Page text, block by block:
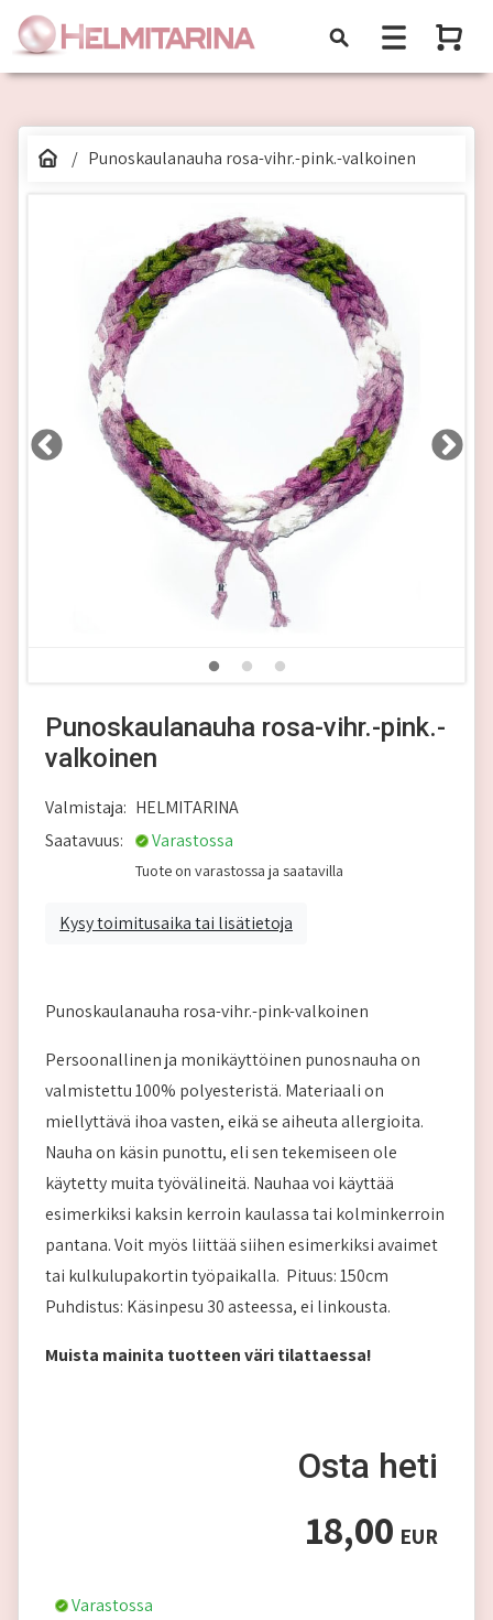
Punoskaulanauha rosa-vihr.-pink.-valkoinen
Punoskaulanauha rosa-vihr.-pink.-
valkoinen
Valmistaja: HELMITARINA
Saatavuus:
Varastossa
Tuote on varastossa ja saatavilla
Kysy toimitusaika tai lisätietoja
Punoskaulanauha rosa-vihr.-pink-valkoinen
Persoonallinen ja monikäyttöinen punosnauha on
valmistettu 100% polyesteristä. Materiaali on
miellyttävä ihoa vasten, eikä se aiheuta allergioita.
Nauha on käsin punottu, eli sen tekemiseen ole
käytetty muita työvälineitä. Nauhaa voi käyttää
esimerkiksi kaksin kerroin kaulassa tai kolminkerroin
pantana. Voit myös liittää siihen esimerkiksi avaimet
tai kulkulupakortin työpaikalla. Pituus: 150cm
Puhdistus: Käsinpesu 30 asteessa, ei linkousta.
Muista mainita tuotteen väri tilattaessa!
Osta heti
18,00 EUR
Varastossa